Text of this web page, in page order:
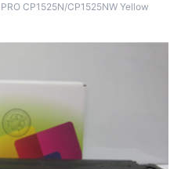
CP1525N/CP1525NW Yellow